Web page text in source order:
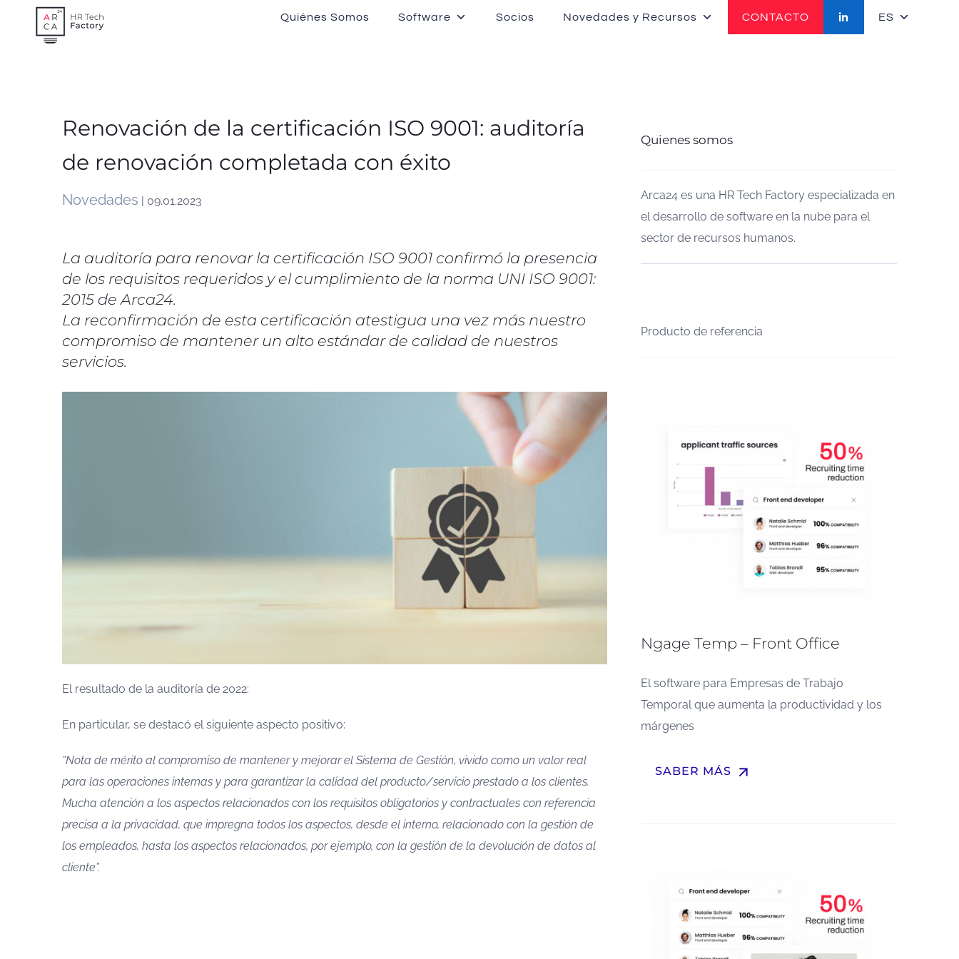
Quiénes Somos Software Socios Novedades y Recursos CONTACTO ES
Renovación de la certificación ISO 9001: auditoría
de renovación completada con éxito
Novedades | 09.01.2023
La auditoría para renovar la certificación ISO 9001 confirmó la presencia
de los requisitos requeridos y el cumplimiento de la norma UNI ISO 9001:
2015 de Arca24.
La reconfirmación de esta certificación atestigua una vez más nuestro
compromiso de mantener un alto estándar de calidad de nuestros
servicios.
El resultado de la auditoría de 2022:
En particular, se destacó el siguiente aspecto positivo:
“Nota de mérito al compromiso de mantener y mejorar el Sistema de Gestión, vivido como un valor real
para las operaciones internas y para garantizar la calidad del producto/servicio prestado a los clientes.
Mucha atención a los aspectos relacionados con los requisitos obligatorios y contractuales con referencia
precisa a la privacidad, que impregna todos los aspectos, desde el interno, relacionado con la gestión de
los empleados, hasta los aspectos relacionados, por ejemplo, con la gestión de la devolución de datos al
cliente”.
Quienes somos
Arca24 es una HR Tech Factory especializada en
el desarrollo de software en la nube para el
sector de recursos humanos.
Producto de referencia
Ngage Temp – Front Office
El software para Empresas de Trabajo
Temporal que aumenta la productividad y los
márgenes
SABER MÁS arrow_upward